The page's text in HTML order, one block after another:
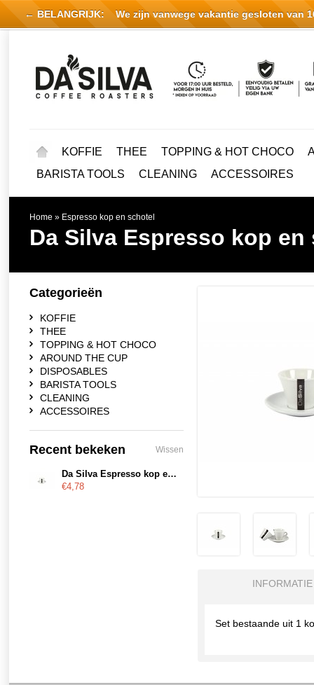
KOFFIE THEE TOPPING & HOT CHOCO
BARISTA TOOLS
CLEANING ACCESSOIRES
Home » Espresso kop en schotel
Da Silva Espresso kop en
INFORMATIE
Set bestaande uit 1
Categorieën
KOFFIE
THEE
TOPPING & HOT CHOCO
AROUND THE CUP
DISPOSABLES
BARISTA TOOLS
CLEANING
ACCESSOIRES
Recent bekeken Wissen
Da Silva Espresso kop en schotel
€4,78
← BELANGRIJK: We zijn vanwege vakantie gesloten van